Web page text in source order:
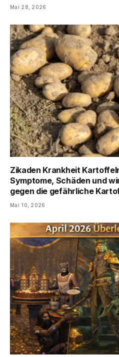
Mai 28, 2026
Zikaden Krankheit
Symptome, Schäden und
gegen die gefährliche
Mai 10, 2026